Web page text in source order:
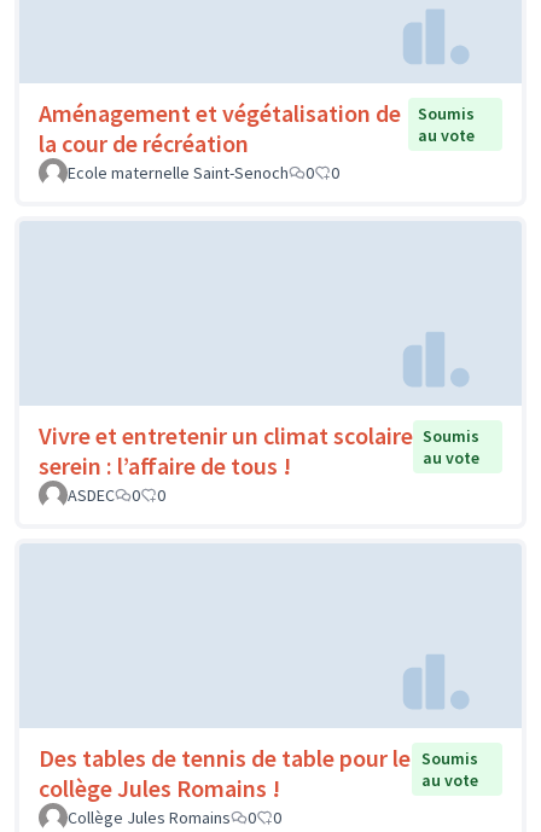
Aménagement et végétalisation de
la cour de récréation
Soumis
au vote
Ecole maternelle Saint-Senoch
0 0
Vivre et entretenir un climat scolaire
serein : l’affaire de tous !
Soumis
au vote
ASDEC
0 0
Des tables de tennis de table pour le
collège Jules Romains !
Soumis
au vote
Collège Jules Romains
0 0